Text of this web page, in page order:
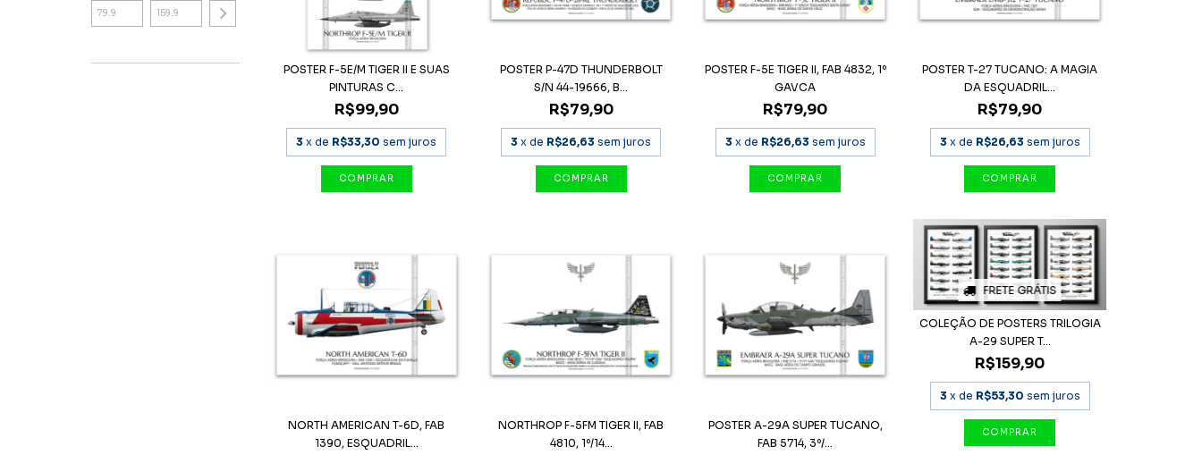
POSTER F-5E/M TIGER II E SUAS
PINTURAS C...
R$99,90
3 x de R$33,30 sem juros
POSTER P-47D THUNDERBOLT
S/N 44-19666, B...
R$79,90
3 x de R$26,63 sem juros
POSTER F-5E TIGER II, FAB 4832, 1º
GAVCA
R$79,90
3 x de R$26,63 sem juros
POSTER T-27 TUCANO: A MAGIA
DA ESQUADRIL...
R$79,90
3 x de R$26,63 sem juros
NORTH AMERICAN T-6D, FAB
1390, ESQUADRIL...
NORTHROP F-5FM TIGER II, FAB
4810, 1º/14...
POSTER A-29A SUPER TUCANO,
FAB 5714, 3º/...
FRETE GRÁTIS
COLEÇÃO DE POSTERS TRILOGIA
A-29 SUPER T...
R$159,90
3 x de R$53,30 sem juros